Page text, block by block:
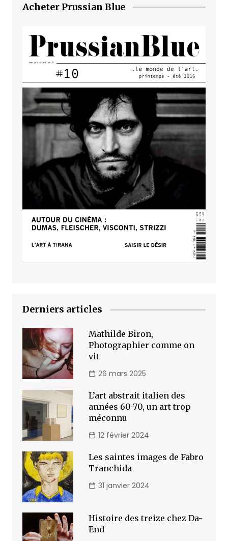
Acheter Prussian Blue
Derniers articles
Mathilde Biron,
Photographier comme on
vit
26 mars 2025
L’art abstrait italien des
années 60-70, un art trop
méconnu
12 février 2024
Les saintes images de Fabro
Tranchida
31 janvier 2024
Histoire des treize chez Da-
End